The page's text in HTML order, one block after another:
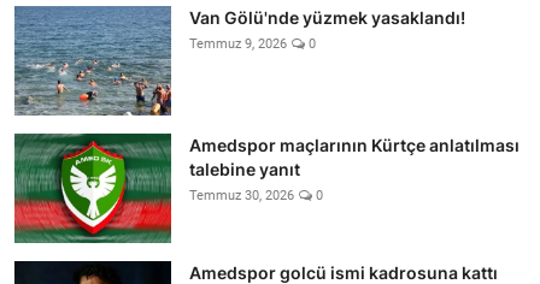
Van Gölü'nde yüzmek yasaklandı!
Temmuz 9, 2026 0
Amedspor maçlarının Kürtçe anlatılması
talebine yanıt
Temmuz 30, 2026 0
Amedspor golcü ismi kadrosuna kattı